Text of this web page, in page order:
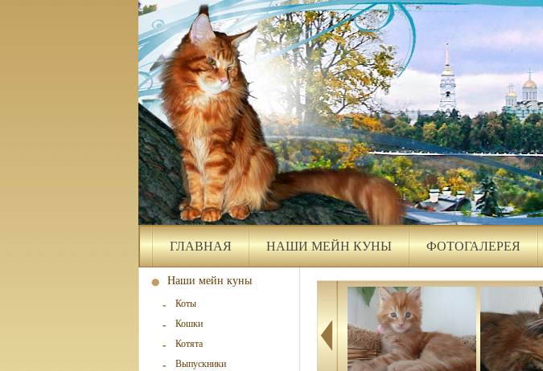
ГЛАВНАЯ НАШИ МЕЙН КУНЫ ФОТОГАЛЕРЕЯ
Наши мейн куны
Коты
Кошки
Котята
Выпускники